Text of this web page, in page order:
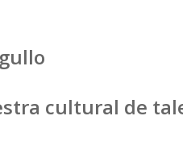
cultural de